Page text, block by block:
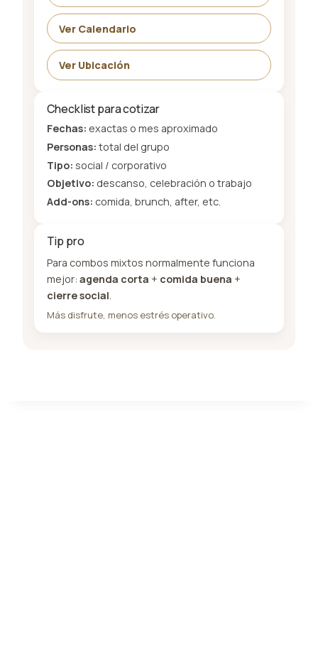
Ver Calendario
Ver Ubicación
Checklist para cotizar
Fechas: exactas o mes aproximado
Personas: total del grupo
Tipo: social / corporativo
Objetivo: descanso, celebración o trabajo
Add-ons: comida, brunch, after, etc.
Tip pro
Para combos mixtos normalmente funciona
mejor: agenda corta + comida buena +
cierre social.
Más disfrute, menos estrés operativo.